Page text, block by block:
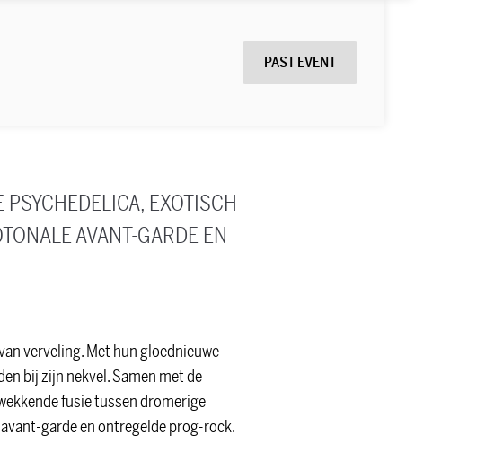
PAST EVENT
EXOTISCH
AVANT-GARDE EN
verveling. Met hun gloednieuwe
bij zijn nekvel. Samen met de
fusie tussen dromerige
garde en ontregelde prog-rock.